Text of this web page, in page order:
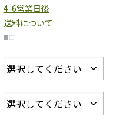
4-6営業日後
送料について